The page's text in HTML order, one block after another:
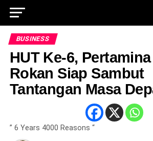
BUSINESS
HUT Ke-6,
Rokan Siap Sambut
Tantangan Masa
” 6 Years 4000 Reasons “